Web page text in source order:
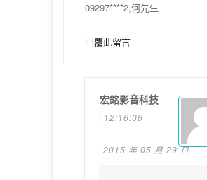
09297****2,何先生
回覆此留言
宏銘影音科技
12:16:06
2015 年 05 月 29 日